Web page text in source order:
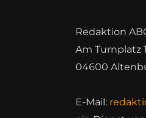
Redaktion
Am Turnplatz
04600
E-Mail: